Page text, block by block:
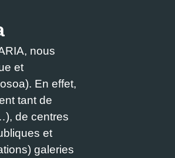
nous
et
En effet,
tant de
de centres
et
galeries